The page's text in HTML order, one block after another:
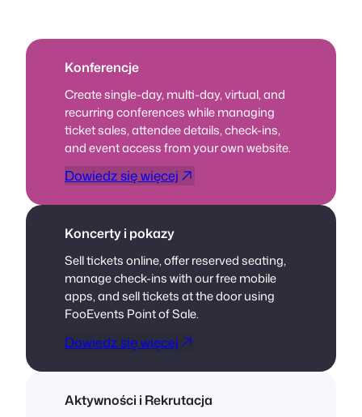
Konferencje
Create single-day, multi-day, virtual, and
recurring conferences while managing
ticket sales, attendee details, check-ins,
and event access from your own website.
Dowiedz się więcej
Koncerty i pokazy
Sell tickets online, offer reserved seating,
manage check-ins with our free mobile
apps, and sell tickets at the door using
FooEvents Point of Sale.
Dowiedz się więcej
Aktywności i Rekrutacja